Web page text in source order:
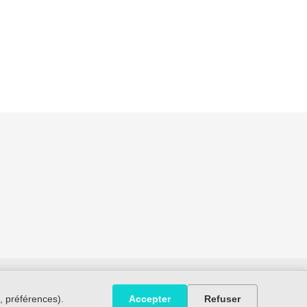
Politique de Confidentialité Conditions
préférences). Accepter Refuser